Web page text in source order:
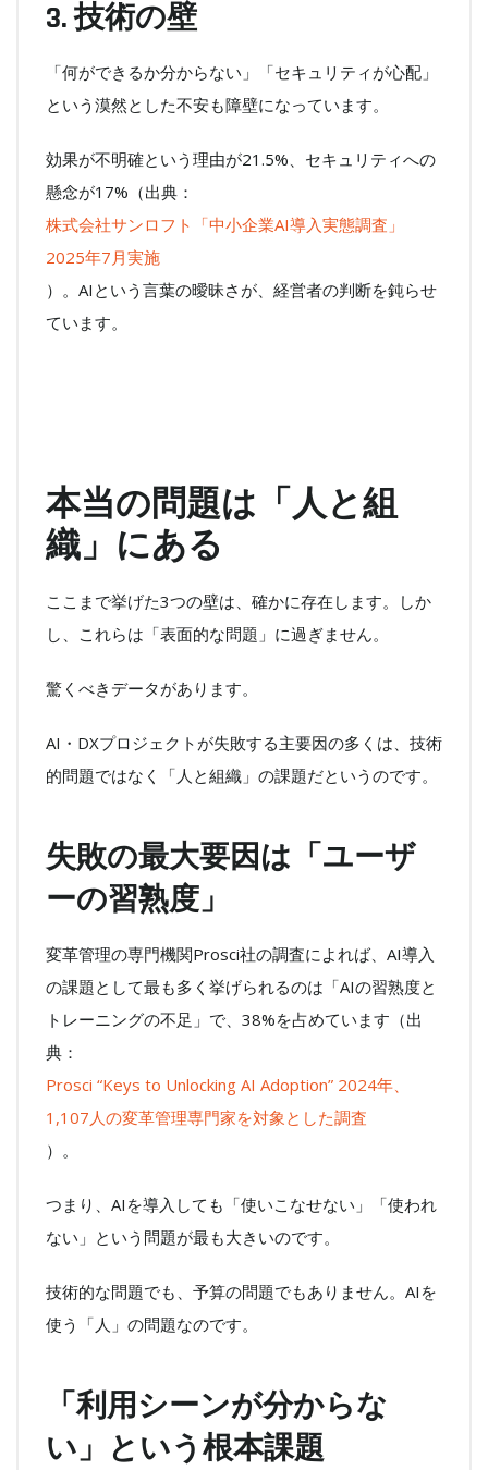
3. 技術の壁
「何ができるか分からない」「セキュリティが心配」
という漠然とした不安も障壁になっています。
効果が不明確という理由が21.5%、セキュリティへの
懸念が17%（出典：
株式会社サンロフト「中小企業AI導入実態調査」
2025年7月実施
）。AIという言葉の曖昧さが、経営者の判断を鈍らせ
ています。
本当の問題は「人と組
織」にある
ここまで挙げた3つの壁は、確かに存在します。しか
し、これらは「表面的な問題」に過ぎません。
驚くべきデータがあります。
AI・DXプロジェクトが失敗する主要因の多くは、技術
的問題ではなく「人と組織」の課題だというのです。
失敗の最大要因は「ユーザ
ーの習熟度」
変革管理の専門機関Prosci社の調査によれば、AI導入
の課題として最も多く挙げられるのは「AIの習熟度と
トレーニングの不足」で、38%を占めています（出
典：
Prosci “Keys to Unlocking AI Adoption” 2024年、
1,107人の変革管理専門家を対象とした調査
）。
つまり、AIを導入しても「使いこなせない」「使われ
ない」という問題が最も大きいのです。
技術的な問題でも、予算の問題でもありません。AIを
使う「人」の問題なのです。
「利用シーンが分からな
い」という根本課題